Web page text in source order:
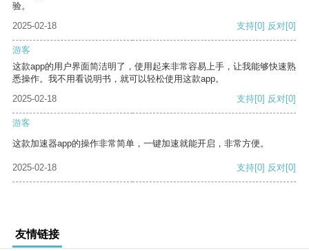
验。
2025-02-18
支持[0] 反对[0]
游客
这款app的用户界面简洁明了，使用起来非常容易上手，让我能够快速熟
悉操作。我不用看说明书，就可以轻松使用这款app。
2025-02-18
支持[0] 反对[0]
游客
这款加速器app的操作非常简单，一键加速就能开启，非常方便。
2025-02-18 支持[0] 反对[0]
友情链接